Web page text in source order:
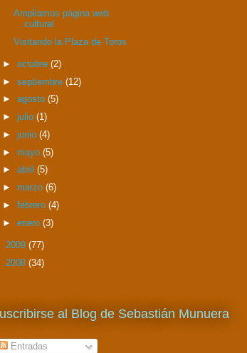
Ampliamos página web
cultural
Visitando la Plaza de Toros
► octubre (2)
► septiembre (12)
► agosto (5)
► julio (1)
► junio (4)
► mayo (5)
► abril (5)
► marzo (6)
► febrero (4)
► enero (3)
2009 (77)
2008 (34)
al Blog de Sebastián Munuera
Entradas